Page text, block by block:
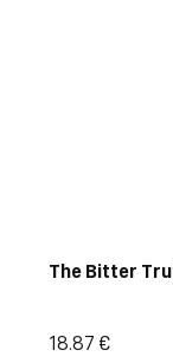
The Bitter
18.87 €